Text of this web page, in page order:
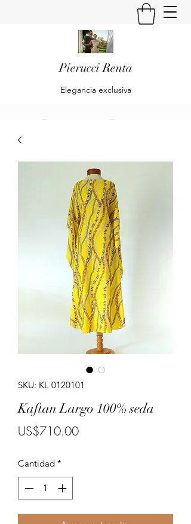
Pierucci Renta
Elegancia exclusiva
Renta
Es una empresa dedicada al diseño y
confección de trajes de Alta Moda y Pret
à Porte para Damas.
Is a company dedicated to the design and
preparation of High Fashion and Pret à
Porte costumes for ladies.
SKU: KL 0120101
Kaftan Largo 100% seda
US$710.00Precio
Cantidad *